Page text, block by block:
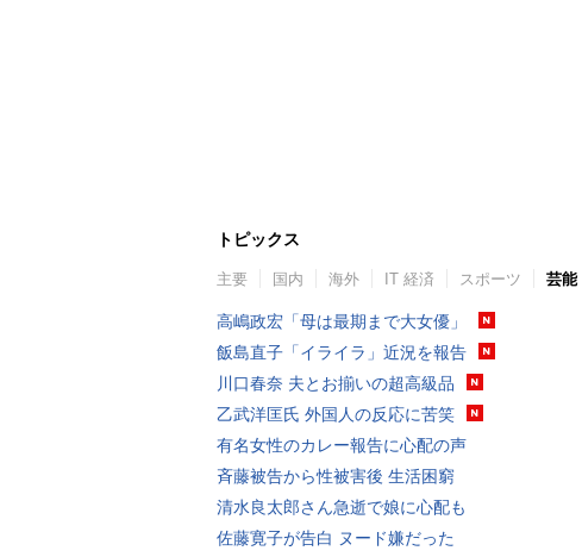
トピックス
主要 国内 海外 IT 経済 スポーツ 芸能
高嶋政宏「母は最期まで大女優」
飯島直子「イライラ」近況を報告
川口春奈 夫とお揃いの超高級品
乙武洋匡氏 外国人の反応に苦笑
有名女性のカレー報告に心配の声
斉藤被告から性被害後 生活困窮
清水良太郎さん急逝で娘に心配も
佐藤寛子が告白 ヌード嫌だった